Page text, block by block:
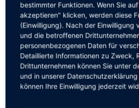
bestimmter Funktionen. Wenn Sie
akzeptieren" klicken, werden diese
(Einwilligung). Nach der Einwilligung
und die betroffenen
personenbezogenen Daten für
Detaillierte Informationen zu Zweck,
Drittunternehmen können Sie unter
und in unserer Datenschutzerklärung
können Ihre Einwilligung jederzeit